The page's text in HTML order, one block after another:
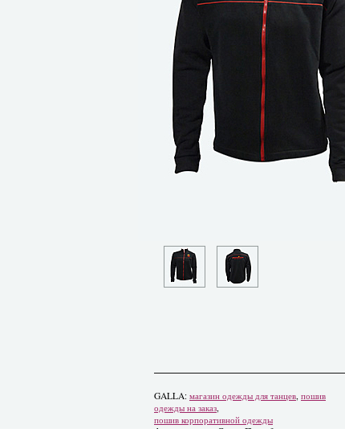
GALLA: магазин одежды для танцев, пошив
одежды на заказ,
пошив корпоративной одежды
Адрес: 193312, Санкт-Петербург,